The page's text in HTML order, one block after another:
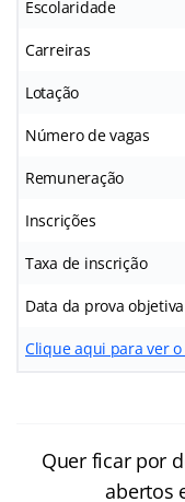
Escolaridade
Carreiras
Lotação
Número de vagas
Remuneração
Inscrições
Taxa de inscrição
Data da prova objetiva
Clique aqui para ver
Quer ficar por
abertos